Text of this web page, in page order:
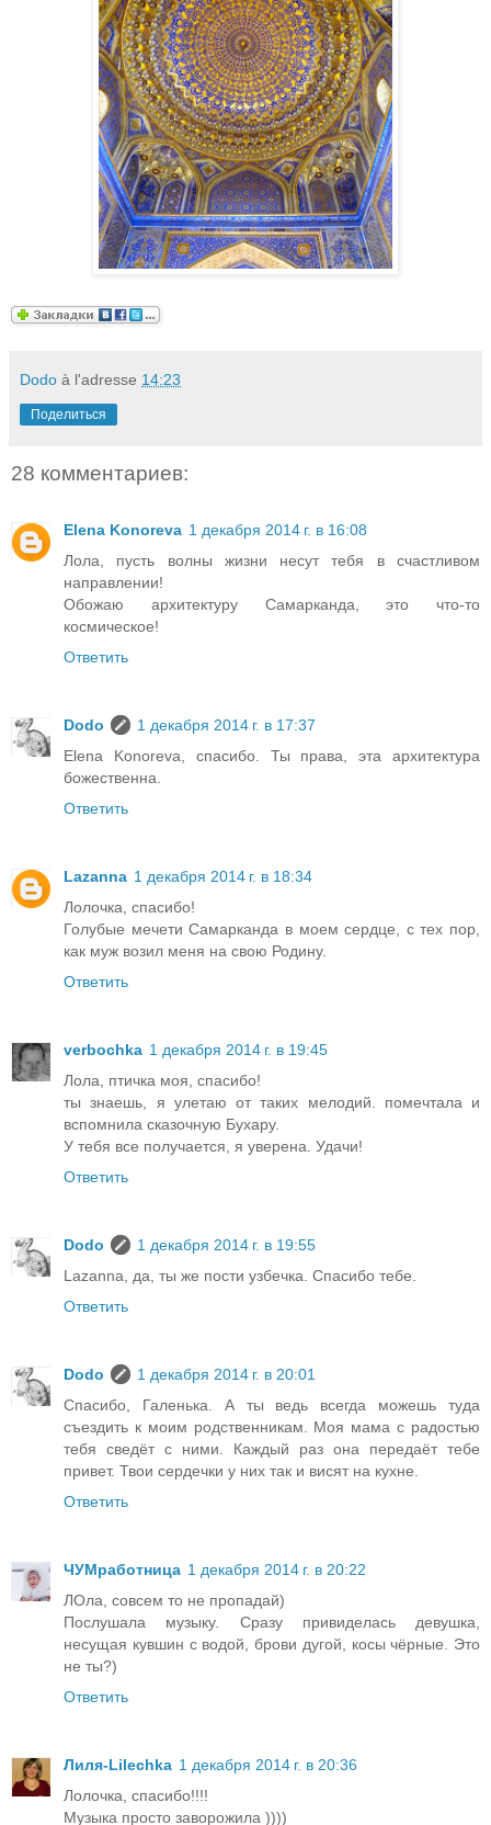
Dodo à l'adresse 14:23
Поделиться
28 комментариев:
Elena Konoreva 1 декабря 2014 г. в 16:08
Лола, пусть волны жизни несут тебя в счастливом
направлении!
Обожаю архитектуру Самарканда, это что-то
космическое!
Ответить
Dodo
1 декабря 2014 г. в 17:37
Elena Konoreva, спасибо. Ты права, эта архитектура
божественна.
Ответить
Lazanna 1 декабря 2014 г. в 18:34
Лолочка, спасибо!
Голубые мечети Самарканда в моем сердце, с тех пор,
как муж возил меня на свою Родину.
Ответить
verbochka 1 декабря 2014 г. в 19:45
Лола, птичка моя, спасибо!
ты знаешь, я улетаю от таких мелодий. помечтала и
вспомнила сказочную Бухару.
У тебя все получается, я уверена. Удачи!
Ответить
Dodo
1 декабря 2014 г. в 19:55
Lazanna, да, ты же пости узбечка. Спасибо тебе.
Ответить
Dodo
1 декабря 2014 г. в 20:01
Спасибо, Галенька. А ты ведь всегда можешь туда
съездить к моим родственникам. Моя мама с радостью
тебя сведёт с ними. Каждый раз она передаёт тебе
привет. Твои сердечки у них так и висят на кухне.
Ответить
ЧУМработница 1 декабря 2014 г. в 20:22
ЛОла, совсем то не пропадай)
Послушала музыку. Сразу привиделась девушка,
несущая кувшин с водой, брови дугой, косы чёрные. Это
не ты?)
Ответить
Лиля-Lilechka 1 декабря 2014 г. в 20:36
Лолочка, спасибо!!!!
Музыка просто заворожила ))))